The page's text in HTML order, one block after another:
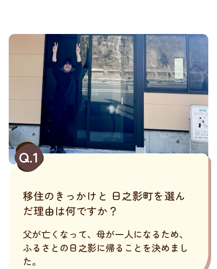
Q.1
移住のきっかけと 日之影町を選ん
だ理由は何ですか？
父が亡くなって、母が一人になるため、
ふるさとの日之影に帰ることを決めまし
た。